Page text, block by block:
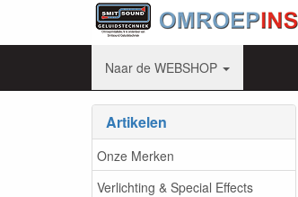
Naar de WEBSHOP
Artikelen
Onze Merken
Verlichting & Special Effects